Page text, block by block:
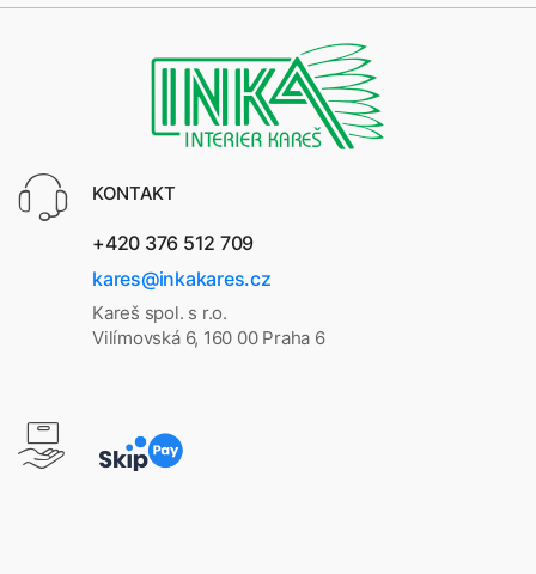
KONTAKT
+420 376 512 709
kares@inkakares.cz
Kareš spol. s r.o.
Vilímovská 6, 160 00 Praha 6